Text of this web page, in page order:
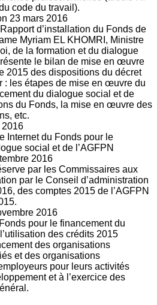
code du travail).
23 mars 2016
d’installation du Fonds de
Myriam EL KHOMRI, Ministre
de la formation et du dialogue
le bilan de mise en œuvre
2015 des dispositions du décret
: les étapes de mise en œuvre du
du dialogue social et de
du Fonds, la mise en œuvre des
etc.
2016
Internet du Fonds pour le
social et de l’AGFPN
2016
par les Commissaires aux
par le Conseil d’administration
des comptes 2015 de l’AGFPN
2016
pour le financement du
des crédits 2015
des organisations
et des organisations
pour leurs activités
et à l’exercice des